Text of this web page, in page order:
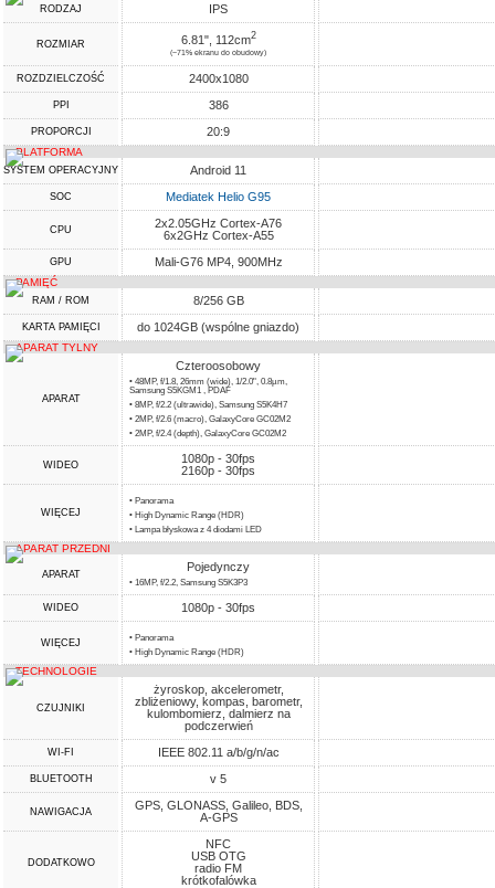
RODZAJ IPS
ROZMIAR 6.81", 112cm2
(~71% ekranu do obudowy)
ROZDZIELCZOŚĆ 2400x1080
PPI 386
PROPORCJI 20:9
PLATFORMA
SYSTEM OPERACYJNY Android 11
SOC Mediatek Helio G95
CPU
2x2.05GHz Cortex-A76
6x2GHz Cortex-A55
GPU Mali-G76 MP4, 900MHz
PAMIĘĆ
RAM / ROM 8/256 GB
KARTA PAMIĘCI do 1024GB (wspólne gniazdo)
APARAT TYLNY
APARAT
Czteroosobowy
• 48MP, f/1.8, 26mm (wide), 1/2.0", 0.8µm,
Samsung S5KGM1 , PDAF
• 8MP, f/2.2 (ultrawide), Samsung S5K4H7
• 2MP, f/2.6 (macro), GalaxyCore GC02M2
• 2MP, f/2.4 (depth), GalaxyCore GC02M2
WIDEO
1080p - 30fps
2160p - 30fps
WIĘCEJ
• Panorama
• High Dynamic Range (HDR)
• Lampa błyskowa z 4 diodami LED
APARAT PRZEDNI
APARAT
Pojedynczy
• 16MP, f/2.2, Samsung S5K3P3
WIDEO 1080p - 30fps
WIĘCEJ
• Panorama
• High Dynamic Range (HDR)
TECHNOLOGIE
CZUJNIKI
żyroskop, akcelerometr,
zbliżeniowy, kompas, barometr,
kulombomierz, dalmierz na
podczerwień
WI-FI IEEE 802.11 a/b/g/n/ac
BLUETOOTH v 5
NAWIGACJA
GPS, GLONASS, Galileo, BDS,
A-GPS
DODATKOWO
NFC
USB OTG
radio FM
krótkofalówka